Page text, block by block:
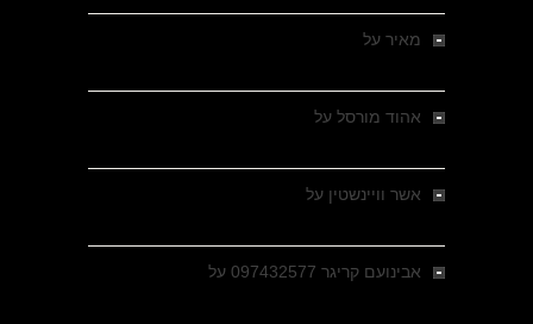
מאיר על
אהוד מורסל על
אשר וויינשטין על
אבינועם קריגר 097432577 על